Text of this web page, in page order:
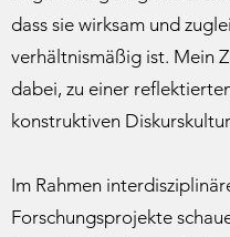
dass sie wirksam und
verhältnismäßig ist. Mein
dabei, zu einer
konstruktiven
Im Rahmen
Forschungsprojekte